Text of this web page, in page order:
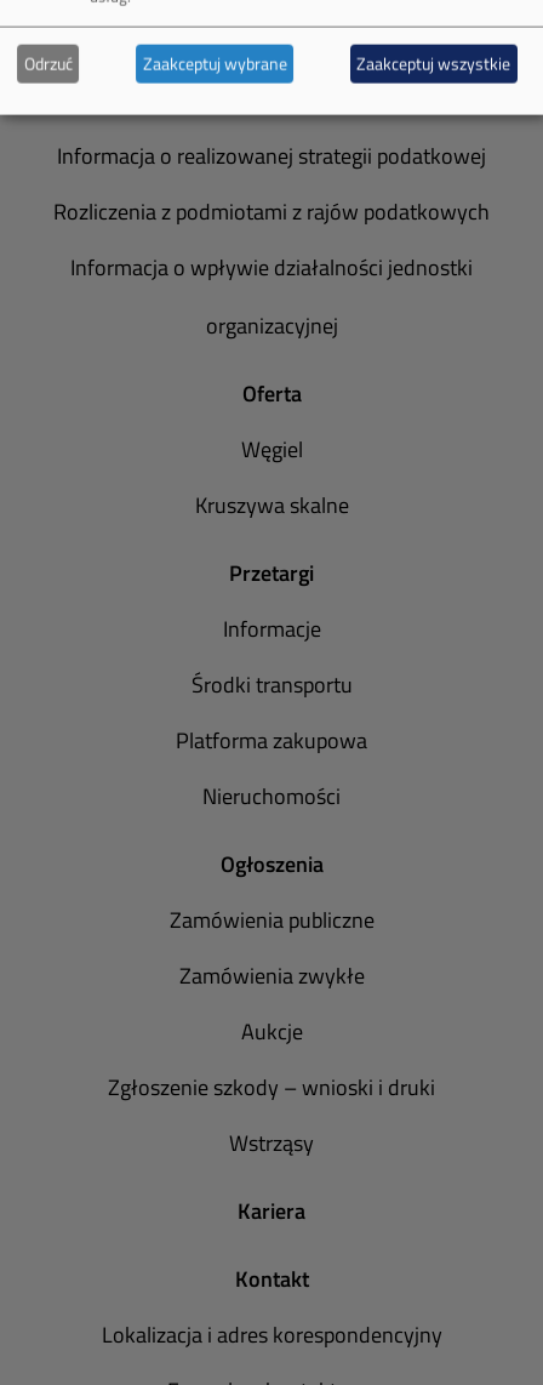
Zakład Górniczy Sobieski
Informacja o realizowanej strategii podatkowej
Rozliczenia z podmiotami z rajów podatkowych
Informacja o wpływie działalności jednostki
organizacyjnej
Oferta
Węgiel
Kruszywa skalne
Przetargi
Informacje
Środki transportu
Platforma zakupowa
Nieruchomości
Ogłoszenia
Zamówienia publiczne
Zamówienia zwykłe
Aukcje
Zgłoszenie szkody – wnioski i druki
Wstrząsy
Kariera
Kontakt
Lokalizacja i adres korespondencyjny
Odrzuć Zaakceptuj wybrane Zaakceptuj wszystkie